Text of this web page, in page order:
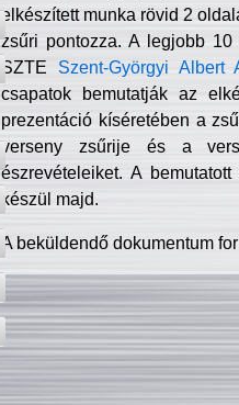
elkészített munka rövid 2
zsűri pontozza. A legjobb
SZTE Szent-Györgyi Albert
csapatok bemutatják az
prezentáció kíséretében a
verseny zsűrije és a
észrevételeiket. A
készül majd.
A beküldendő dokumentum